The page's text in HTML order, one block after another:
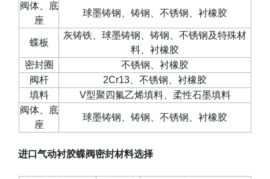
阀体、底
座
球墨铸钢、铸钢、不锈钢、衬橡胶
蝶板
灰铸铁、球墨铸钢、铸钢、不锈钢及特殊材
料、衬橡胶
密封圈
不锈钢、衬橡胶
阀杆
2Cr13 、不锈钢、衬橡胶
填料
V型聚四氟乙烯填料、柔性石墨填料
阀体、底
座
球墨铸钢、铸钢、不锈钢、衬橡胶
进口气动衬胶蝶阀密封材料选择